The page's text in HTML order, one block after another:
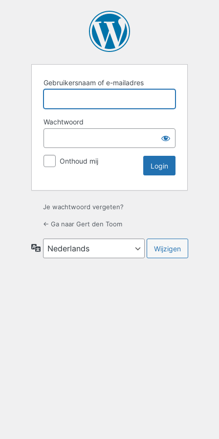
Gebruikersnaam of e-mailadres
Wachtwoord
Onthoud mij
Je wachtwoord vergeten?
← Ga naar Gert den Toom
Taal